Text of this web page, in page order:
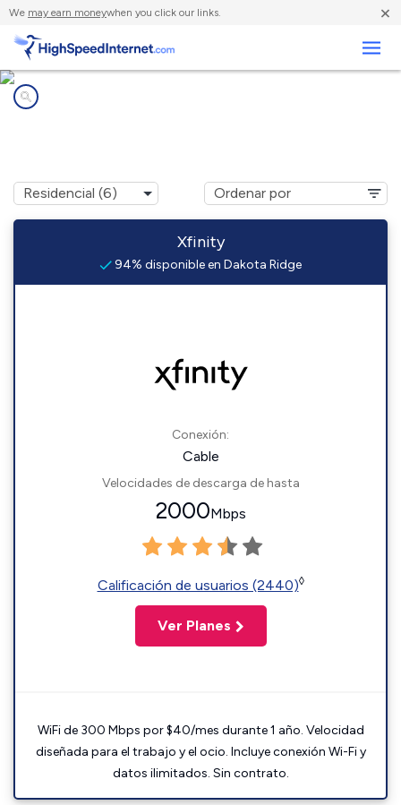
We may earn moneywhen you click our links. ×
Xfinity
94% disponible en Dakota Ridge
Conexión:
Cable
Velocidades de descarga de hasta
2000Mbps
Calificación de usuarios (2440)◊
Ver Planes
WiFi de 300 Mbps por $40/mes durante 1 año. Velocidad
diseñada para el trabajo y el ocio. Incluye conexión Wi-Fi y
datos ilimitados. Sin contrato.